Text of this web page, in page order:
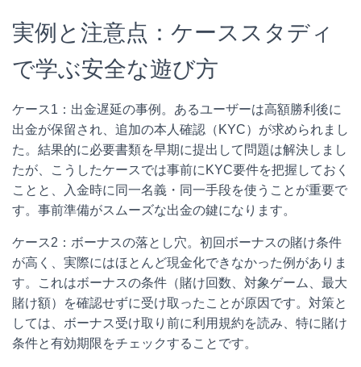
実例と注意点：ケーススタディ
で学ぶ安全な遊び方
ケース1：出金遅延の事例。あるユーザーは高額勝利後に
出金が保留され、追加の本人確認（KYC）が求められまし
た。結果的に必要書類を早期に提出して問題は解決しまし
たが、こうしたケースでは事前にKYC要件を把握しておく
ことと、入金時に同一名義・同一手段を使うことが重要で
す。事前準備がスムーズな出金の鍵になります。
ケース2：ボーナスの落とし穴。初回ボーナスの賭け条件
が高く、実際にはほとんど現金化できなかった例がありま
す。これはボーナスの条件（賭け回数、対象ゲーム、最大
賭け額）を確認せずに受け取ったことが原因です。対策と
しては、ボーナス受け取り前に利用規約を読み、特に賭け
条件と有効期限をチェックすることです。